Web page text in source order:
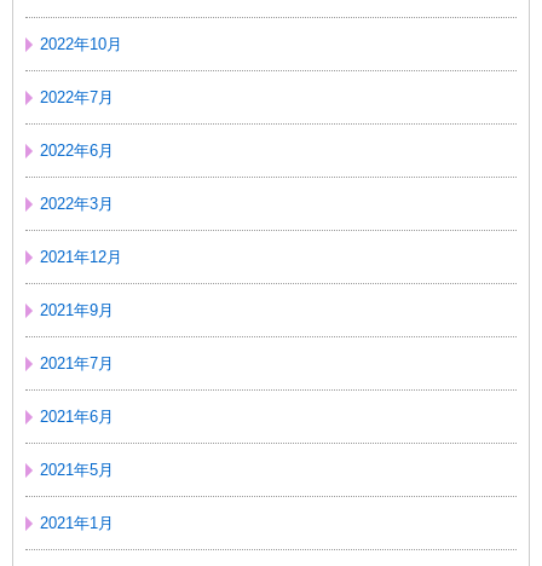
2022年10月
2022年7月
2022年6月
2022年3月
2021年12月
2021年9月
2021年7月
2021年6月
2021年5月
2021年1月